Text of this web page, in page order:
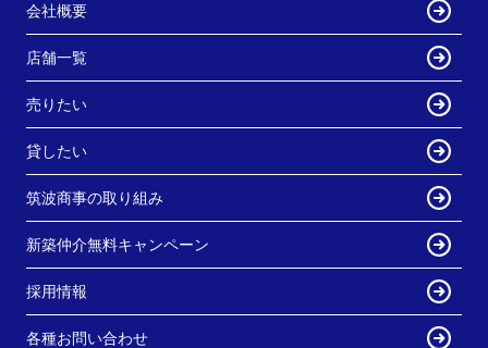
会社概要
店舗一覧
売りたい
貸したい
筑波商事の取り組み
新築仲介無料キャンペーン
採用情報
各種お問い合わせ